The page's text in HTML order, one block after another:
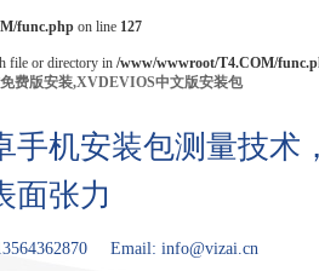
func.php on line 127
file or directory in /www/wwwroot/T4.COM/
费版安装,XVDEVIOS中文版安装包
机安装包测量技术
面张力
Email: info@vizai.cn